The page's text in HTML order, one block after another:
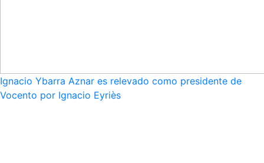
Ignacio Ybarra Aznar es relevado como presidente de
Vocento por Ignacio Eyriès